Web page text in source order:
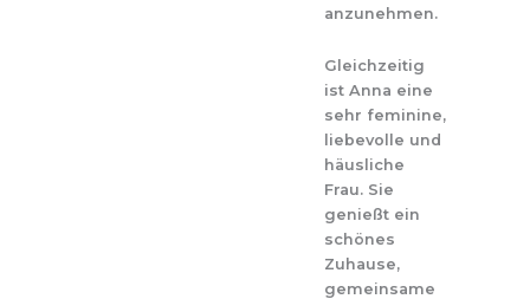
anzunehmen.
Gleichzeitig
ist Anna eine
sehr feminine,
liebevolle und
häusliche
Frau. Sie
genießt ein
schönes
Zuhause,
gemeinsame